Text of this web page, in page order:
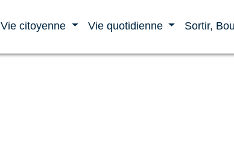
Vie citoyenne Vie quotidienne Sortir,